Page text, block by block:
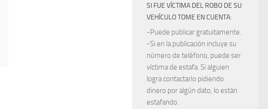
SI FUE VÍCTIMA DEL ROBO DE SU
VEHÍCULO TOME EN CUENTA:
-Puede publicar gratuitamente.
-Si en la publicación incluye su
número de teléfono, puede ser
víctima de estafa. Si alguien
logra contactarlo pidiendo
dinero por algún dato, lo están
estafando.